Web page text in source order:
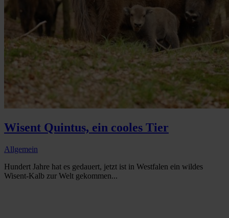
Wisent Quintus, ein cooles Tier
Allgemein
Hundert Jahre hat es gedauert, jetzt ist in Westfalen ein wildes
Wisent-Kalb zur Welt gekommen...